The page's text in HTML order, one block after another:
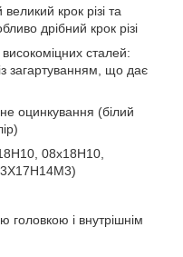
крок різі та
дрібний крок різі
сталей:
загартуванням, що дає
оцинкування (білий
08х18Н10,
головкою і внутрішнім